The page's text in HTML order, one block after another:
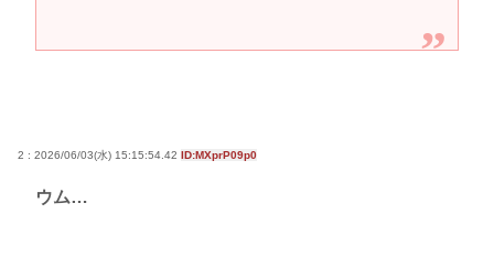
2 : 2026/06/03(水) 15:15:54.42 ID:MXprP09p0
ウム…